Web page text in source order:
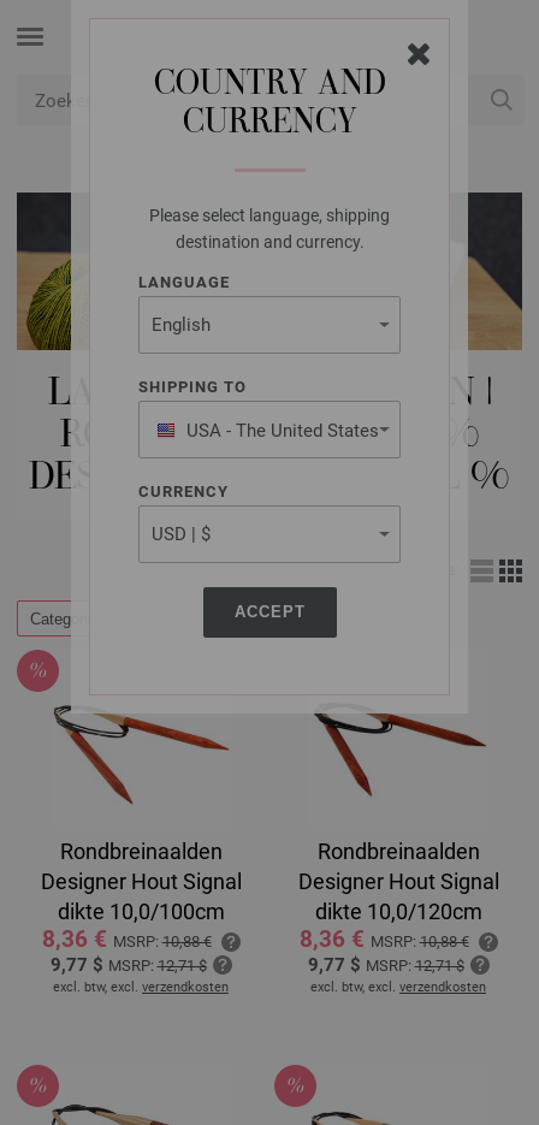
COUNTRY AND
CURRENCY
Please select language, shipping
destination and currency.
LANGUAGE
SHIPPING TO
USA - The United States
of America
CURRENCY
ACCEPT
LANA GROSSA NAALDEN |
RONDBREINAALDEN | %
DESIGNER HOUT SIGNAL %
Categorieën
Rondbreinaalden
Designer Hout Signal
dikte 10,0/100cm
8,36 € MSRP:10,88 €
9,77 $ MSRP:12,71 $
excl. btw, excl. verzendkosten
Rondbreinaalden
Designer Hout Signal
dikte 10,0/120cm
8,36 € MSRP:10,88 €
9,77 $ MSRP:12,71 $
excl. btw, excl. verzendkosten